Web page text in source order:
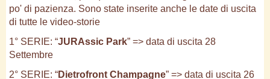
po' di pazienza. Sono state inserite anche le date di uscita
di tutte le video-storie
1° SERIE: “JURAssic Park” => data di uscita 28
Settembre
2° SERIE: “Dietrofront Champagne” => data di uscita 26